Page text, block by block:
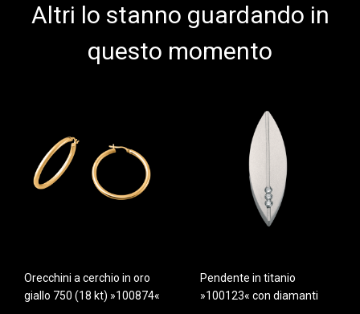
Altri lo stanno guardando in
questo momento
Orecchini a cerchio in oro
giallo 750 (18 kt) »100874«
Pendente in titanio
»100123« con diamanti